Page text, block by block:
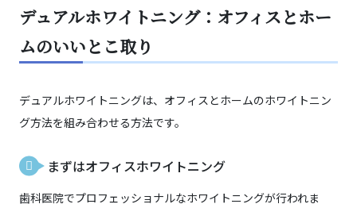
デュアルホワイトニング：オフィスとホー
ムのいいとこ取り
デュアルホワイトニングは、オフィスとホームのホワイトニン
グ方法を組み合わせる方法です。
まずはオフィスホワイトニング
歯科医院でプロフェッショナルなホワイトニングが行われま